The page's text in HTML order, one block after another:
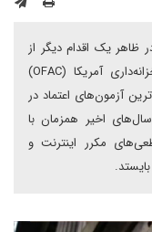
ظاهر یک اقدام دیگر از
سوی دفتر کنترل دارایی‌های خارجی وزارت خزانه‌داری آمریکا (OFAC)
آزمون‌های اعتماد در
اخیر همزمان با
مکرر اینترنت و